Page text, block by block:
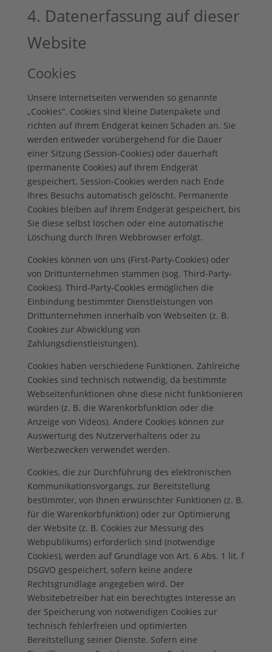
4. Datenerfassung auf dieser
Website
Cookies
Unsere Internetseiten verwenden so genannte
„Cookies“. Cookies sind kleine Datenpakete und
richten auf Ihrem Endgerät keinen Schaden an. Sie
werden entweder vorübergehend für die Dauer
einer Sitzung (Session-Cookies) oder dauerhaft
(permanente Cookies) auf Ihrem Endgerät
gespeichert. Session-Cookies werden nach Ende
Ihres Besuchs automatisch gelöscht. Permanente
Cookies bleiben auf Ihrem Endgerät gespeichert, bis
Sie diese selbst löschen oder eine automatische
Löschung durch Ihren Webbrowser erfolgt.
Cookies können von uns (First-Party-Cookies) oder
von Drittunternehmen stammen (sog. Third-Party-
Cookies). Third-Party-Cookies ermöglichen die
Einbindung bestimmter Dienstleistungen von
Drittunternehmen innerhalb von Webseiten (z. B.
Cookies zur Abwicklung von
Zahlungsdienstleistungen).
Cookies haben verschiedene Funktionen. Zahlreiche
Cookies sind technisch notwendig, da bestimmte
Webseitenfunktionen ohne diese nicht funktionieren
würden (z. B. die Warenkorbfunktion oder die
Anzeige von Videos). Andere Cookies können zur
Auswertung des Nutzerverhaltens oder zu
Werbezwecken verwendet werden.
Cookies, die zur Durchführung des elektronischen
Kommunikationsvorgangs, zur Bereitstellung
bestimmter, von Ihnen erwünschter Funktionen (z. B.
für die Warenkorbfunktion) oder zur Optimierung
der Website (z. B. Cookies zur Messung des
Webpublikums) erforderlich sind (notwendige
Cookies), werden auf Grundlage von Art. 6 Abs. 1 lit. f
DSGVO gespeichert, sofern keine andere
Rechtsgrundlage angegeben wird. Der
Websitebetreiber hat ein berechtigtes Interesse an
der Speicherung von notwendigen Cookies zur
technisch fehlerfreien und optimierten
Bereitstellung seiner Dienste. Sofern eine